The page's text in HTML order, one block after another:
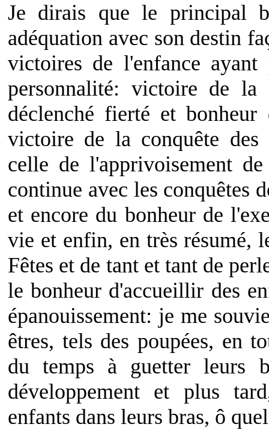
Je dirais que le principal
adéquation avec son destin
victoires de l'enfance ayant
personnalité: victoire de
déclenché fierté et
victoire de la conquête
celle de l'apprivoisement
continue avec les conquêtes
et encore du bonheur de
vie et enfin, en très résumé,
Fêtes et de tant et tant de
le bonheur d'accueillir des
épanouissement: je me
êtres, tels des poupées, en
du temps à guetter leurs
développement et plus
enfants dans leurs bras, ô